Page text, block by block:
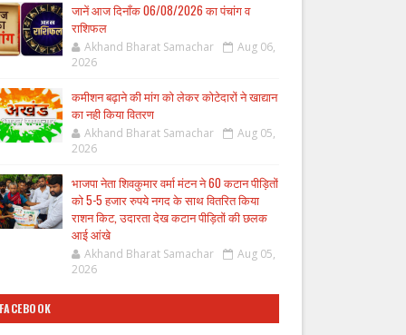
जानें आज दिनाँक 06/08/2026 का पंचांग व
राशिफल
Akhand Bharat Samachar
Aug 06,
2026
कमीशन बढ़ाने की मांग को लेकर कोटेदारों ने खाद्यान
का नही किया वितरण
Akhand Bharat Samachar
Aug 05,
2026
भाजपा नेता शिवकुमार वर्मा मंटन ने 60 कटान पीड़ितों
को 5-5 हजार रुपये नगद के साथ वितरित किया
राशन किट, उदारता देख कटान पीड़ितों की छलक
आई आंखे
Akhand Bharat Samachar
Aug 05,
2026
FACEBOOK